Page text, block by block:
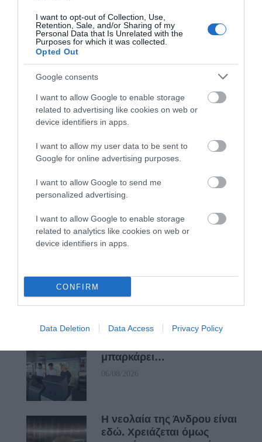
I want to opt-out of Collection, Use,
Retention, Sale, and/or Sharing of my
Personal Data that Is Unrelated with the
Purposes for which it was collected.
Opted Out
Google consents
I want to allow Google to enable storage
related to advertising like cookies on web or
device identifiers in apps.
I want to allow my user data to be sent to
Google for online advertising purposes.
I want to allow Google to send me
personalized advertising.
I want to allow Google to enable storage
related to analytics like cookies on web or
device identifiers in apps.
CONFIRM
Data Deletion Data Access Privacy Policy
Απαράδεκτη εμπειρία στη Ραφήνα. Φωτογραφίες από την
αναχώρηση εκείνης της ώρας…
Πρόσφατα Άρθρα
ΦΕΣΤΙΒΑΛ ΑΝΔΡΟΥ: Ένα
βαθυστόχαστο έργο του
Μπέκετ
07/08/2026
ΤΟ ΜΕΓΑΛΥΤΕΡΟ
Του Σωτήρος στην Άρνη!…
07/08/2026
ΜΕΡΕΣ» ΕΙΝΑΙ ΜΠΡΟΣΤΑ:
Μια επίκαιρη ανάλυση για
το λιμάνι της Ραφήνας…
μπαρκάρει…
06/08/2026
Η νεολαία της Άνδρου είναι
εδώ. Χρειάζεται όμως